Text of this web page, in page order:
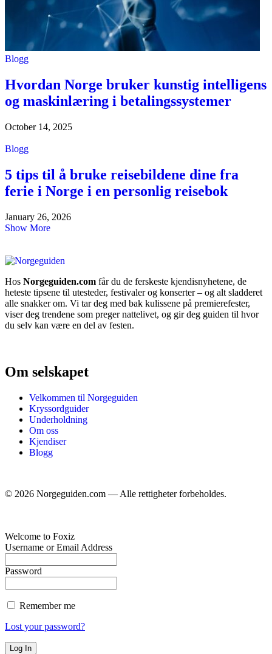
Blogg
Hvordan Norge bruker kunstig intelligens
og maskinlæring i betalingssystemer
October 14, 2025
Blogg
5 tips til å bruke reisebildene dine fra
ferie i Norge i en personlig reisebok
January 26, 2026
Show More
Hos Norgeguiden.com får du de ferskeste kjendisnyhetene, de
heteste tipsene til utesteder, festivaler og konserter – og alt sladderet
alle snakker om. Vi tar deg med bak kulissene på premierefester,
viser deg trendene som preger nattelivet, og gir deg guiden til hvor
du selv kan være en del av festen.
Om selskapet
Velkommen til Norgeguiden
Kryssordguider
Underholdning
Om oss
Kjendiser
Blogg
© 2026 Norgeguiden.com — Alle rettigheter forbeholdes.
Welcome to Foxiz
Username or Email Address
Password
Remember me
Lost your password?